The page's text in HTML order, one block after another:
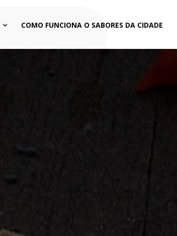
COMO FUNCIONA O SABORES DA CIDADE